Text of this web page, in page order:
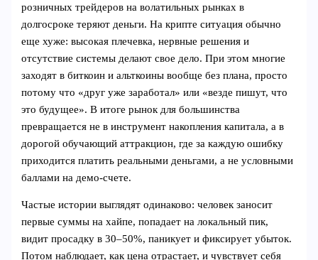
розничных трейдеров на волатильных рынках в
долгосроке теряют деньги. На крипте ситуация обычно
еще хуже: высокая плечевка, нервные решения и
отсутствие системы делают свое дело. При этом многие
заходят в биткоин и альткоины вообще без плана, просто
потому что «друг уже заработал» или «везде пишут, что
это будущее». В итоге рынок для большинства
превращается не в инструмент накопления капитала, а в
дорогой обучающий аттракцион, где за каждую ошибку
приходится платить реальными деньгами, а не условными
баллами на демо-счете.
Частые истории выглядят одинаково: человек заносит
первые суммы на хайпе, попадает на локальный пик,
видит просадку в 30–50%, паникует и фиксирует убыток.
Потом наблюдает, как цена отрастает, и чувствует себя